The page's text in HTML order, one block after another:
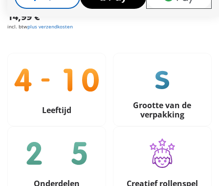
14,99 €
incl. btwplus verzendkosten
Leeftijd
Grootte van de
verpakking
Onderdelen Creatief rollenspel